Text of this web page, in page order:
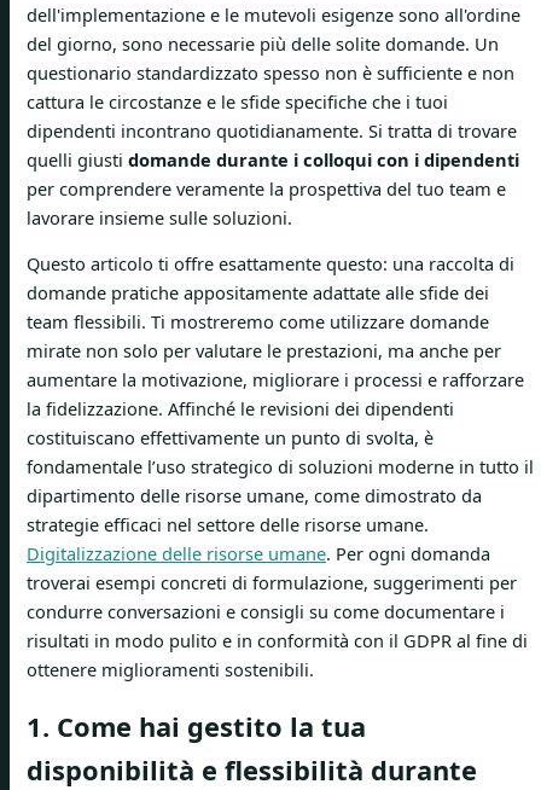
dell'implementazione e le mutevoli esigenze sono all'ordine
del giorno, sono necessarie più delle solite domande. Un
questionario standardizzato spesso non è sufficiente e non
cattura le circostanze e le sfide specifiche che i tuoi
dipendenti incontrano quotidianamente. Si tratta di trovare
quelli giusti domande durante i colloqui con i dipendenti
per comprendere veramente la prospettiva del tuo team e
lavorare insieme sulle soluzioni.
Questo articolo ti offre esattamente questo: una raccolta di
domande pratiche appositamente adattate alle sfide dei
team flessibili. Ti mostreremo come utilizzare domande
mirate non solo per valutare le prestazioni, ma anche per
aumentare la motivazione, migliorare i processi e rafforzare
la fidelizzazione. Affinché le revisioni dei dipendenti
costituiscano effettivamente un punto di svolta, è
fondamentale l’uso strategico di soluzioni moderne in tutto il
dipartimento delle risorse umane, come dimostrato da
strategie efficaci nel settore delle risorse umane.
Digitalizzazione delle risorse umane. Per ogni domanda
troverai esempi concreti di formulazione, suggerimenti per
condurre conversazioni e consigli su come documentare i
risultati in modo pulito e in conformità con il GDPR al fine di
ottenere miglioramenti sostenibili.
1. Come hai gestito la tua
disponibilità e flessibilità durante